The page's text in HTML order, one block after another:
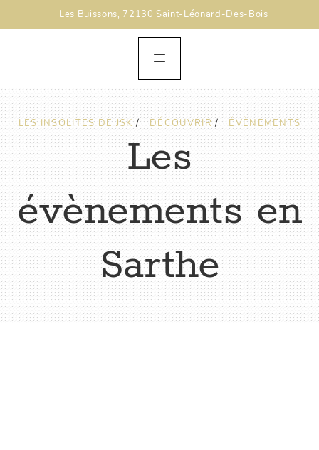
Les Buissons, 72130 Saint-Léonard-Des-Bois
LES INSOLITES DE JSK / DÉCOUVRIR / ÉVÈNEMENTS
Les
évènements en
Sarthe